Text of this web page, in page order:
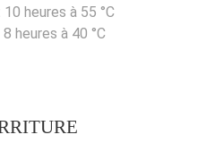
heures à 55 °C
heures à 40 °C